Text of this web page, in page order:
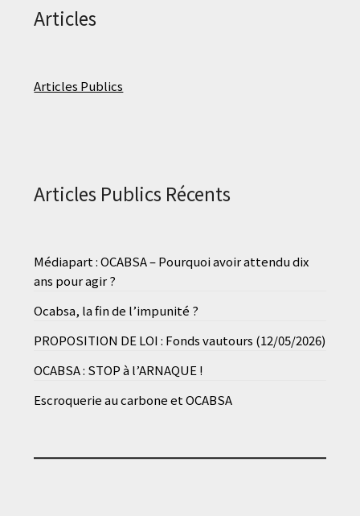
Articles
Articles Publics
Articles Publics Récents
Médiapart : OCABSA – Pourquoi avoir attendu dix
ans pour agir ?
Ocabsa, la fin de l’impunité ?
PROPOSITION DE LOI : Fonds vautours (12/05/2026)
OCABSA : STOP à l’ARNAQUE !
Escroquerie au carbone et OCABSA